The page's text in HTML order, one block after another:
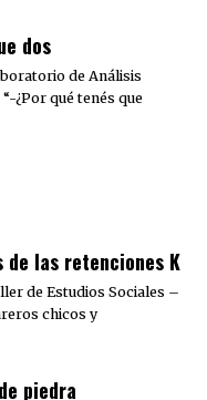
dos
de Análisis
¿Por qué tenés que
de las retenciones K
de Estudios Sociales –
chicos y
piedra